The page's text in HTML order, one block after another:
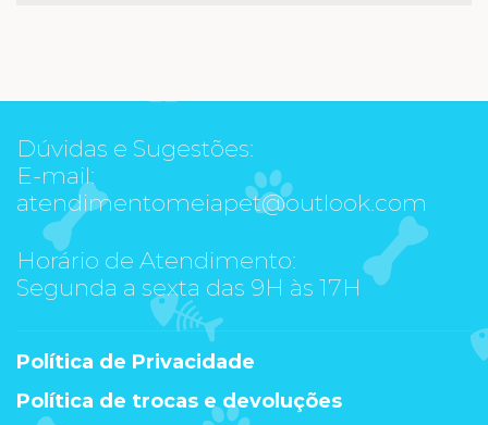
Dúvidas e Sugestões:
E-mail:
atendimentomeiapet@outlook.com
Horário de Atendimento:
Segunda a sexta das 9H às 17H
Política de Privacidade
Política de trocas e devoluções